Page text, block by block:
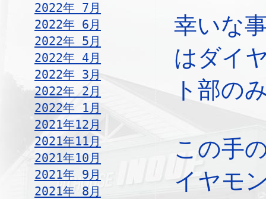
2022年 7月
2022年 6月
2022年 5月
2022年 4月
2022年 3月
2022年 2月
2022年 1月
2021年12月
2021年11月
2021年10月
2021年 9月
2021年 8月
幸いな
はダイ
ト部の
この手
イヤモ